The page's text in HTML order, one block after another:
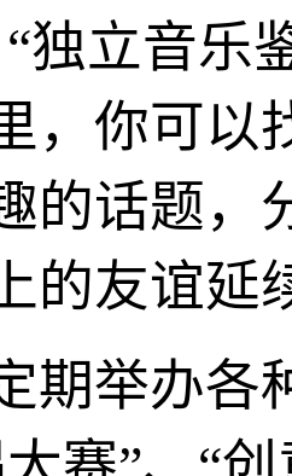
独立音乐
，你可以
的话题，
的友谊延
期举办各